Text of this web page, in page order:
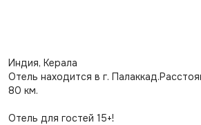
Индия, Керала
Отель находится в г.
80 км.
Отель для гостей 15+!